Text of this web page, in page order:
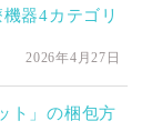
器4カテゴリ
2026年4月27日
ト」の梱包方